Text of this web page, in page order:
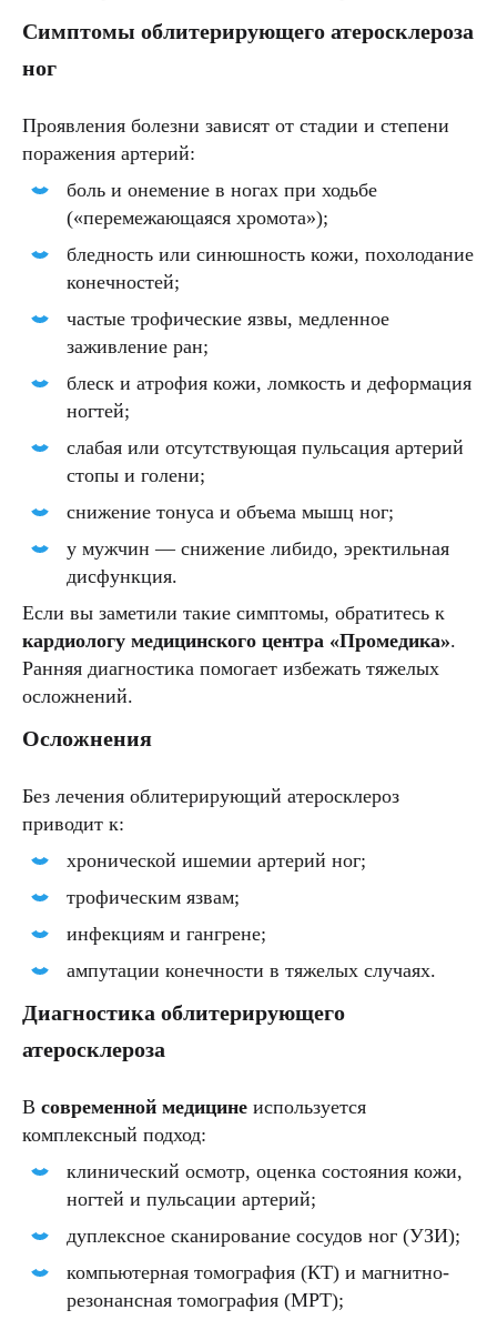
Симптомы облитерирующего атеросклероза
ног
Проявления болезни зависят от стадии и степени
поражения артерий:
боль и онемение в ногах при ходьбе
(«перемежающаяся хромота»);
бледность или синюшность кожи, похолодание
конечностей;
частые трофические язвы, медленное
заживление ран;
блеск и атрофия кожи, ломкость и деформация
ногтей;
слабая или отсутствующая пульсация артерий
стопы и голени;
снижение тонуса и объема мышц ног;
у мужчин — снижение либидо, эректильная
дисфункция.
Если вы заметили такие симптомы, обратитесь к
кардиологу медицинского центра «Промедика».
Ранняя диагностика помогает избежать тяжелых
осложнений.
Осложнения
Без лечения облитерирующий атеросклероз
приводит к:
хронической ишемии артерий ног;
трофическим язвам;
инфекциям и гангрене;
ампутации конечности в тяжелых случаях.
Диагностика облитерирующего
атеросклероза
В современной медицине используется
комплексный подход:
клинический осмотр, оценка состояния кожи,
ногтей и пульсации артерий;
дуплексное сканирование сосудов ног (УЗИ);
компьютерная томография (КТ) и магнитно-
резонансная томография (МРТ);